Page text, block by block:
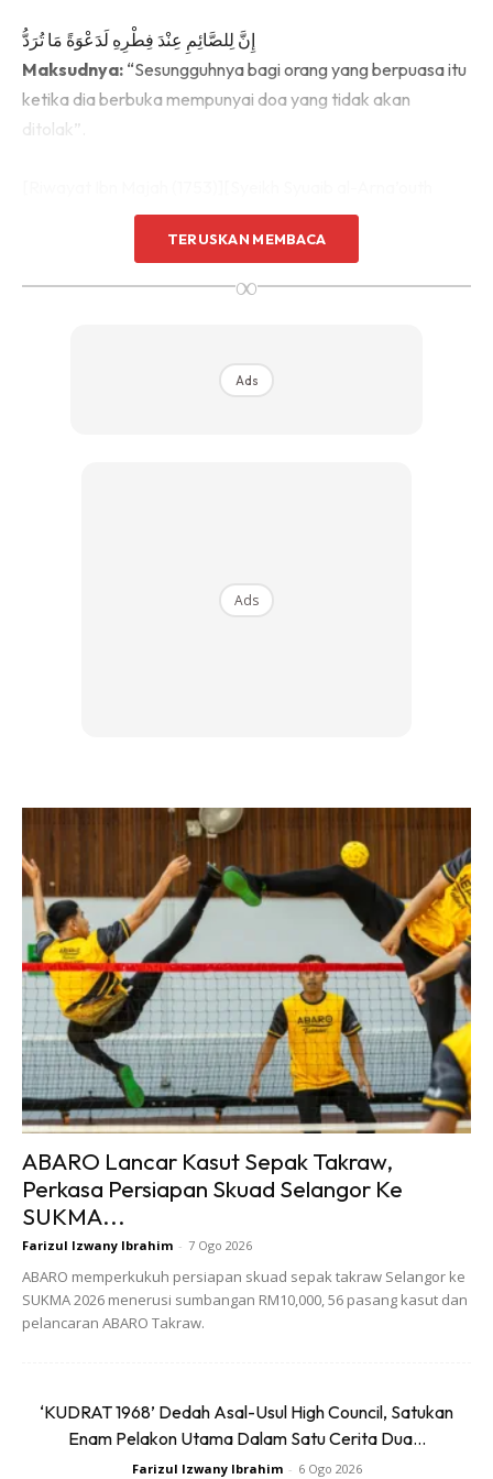
إِنَّ لِلصَّائِمِ عِنْدَ فِطْرِهِ لَدَعْوَةً مَا تُرَدُّ
Maksudnya: “Sesungguhnya bagi orang yang berpuasa itu
ketika dia berbuka mempunyai doa yang tidak akan
ditolak”.
mengatakan sanad hadith ini adalah hasan]
Ads
[Riwayat Ibn Majah (1752)][Syeikh Syuaib al-Arna’outh
mengatakan hadith ini adalah hasan]
3. Daripada Abdullah bin ‘Amr RA berkata bahawa beliau
mendengar Nabi SAW bersabda:
لِلصَّائِمِ عِنْدَ إِفْطَارِهِ دَعْوَةٌ مُسْتَجَابَةٌ
Thoyalisi (2376)]
Melihat kepada hadith-hadith di atas, kita mengetahui
TERUSKAN MEMBACA
∞
Ads
Ads
ABARO Lancar Kasut Sepak Takraw,
Perkasa Persiapan Skuad Selangor Ke
SUKMA...
Farizul Izwany Ibrahim - 7 Ogo 2026
ABARO memperkukuh persiapan skuad sepak takraw Selangor ke
SUKMA 2026 menerusi sumbangan RM10,000, 56 pasang kasut dan
pelancaran ABARO Takraw.
‘KUDRAT 1968’ Dedah Asal-Usul High Council, Satukan
Enam Pelakon Utama Dalam Satu Cerita Dua...
Farizul Izwany Ibrahim - 6 Ogo 2026